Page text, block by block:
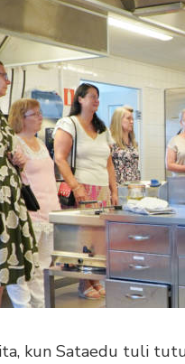
kun Sataedu tuli